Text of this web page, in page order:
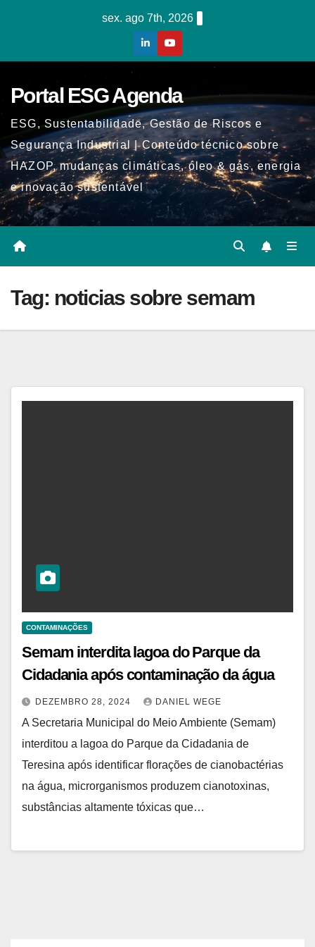
sex. ago 7th, 2026
Portal ESG Agenda
ESG, Sustentabilidade, Gestão de Riscos e
Segurança Industrial | Conteúdo técnico sobre
HAZOP, mudanças climáticas, óleo & gás, energia
e inovação sustentável
Tag: noticias sobre semam
CONTAMINAÇÕES
Semam interdita lagoa do Parque da
Cidadania após contaminação da água
DEZEMBRO 28, 2024 DANIEL WEGE
A Secretaria Municipal do Meio Ambiente (Semam)
interditou a lagoa do Parque da Cidadania de
Teresina após identificar florações de cianobactérias
na água, microrganismos produzem cianotoxinas,
substâncias altamente tóxicas que…